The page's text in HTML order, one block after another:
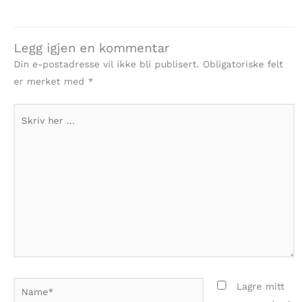
Legg igjen en kommentar
Din e-postadresse vil ikke bli publisert. Obligatoriske felt
er merket med *
Lagre mitt